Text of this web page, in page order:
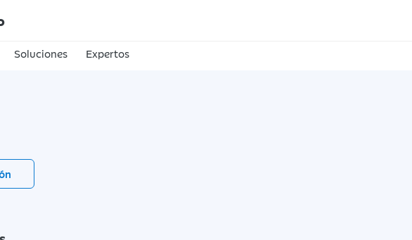
Soluciones Expertos